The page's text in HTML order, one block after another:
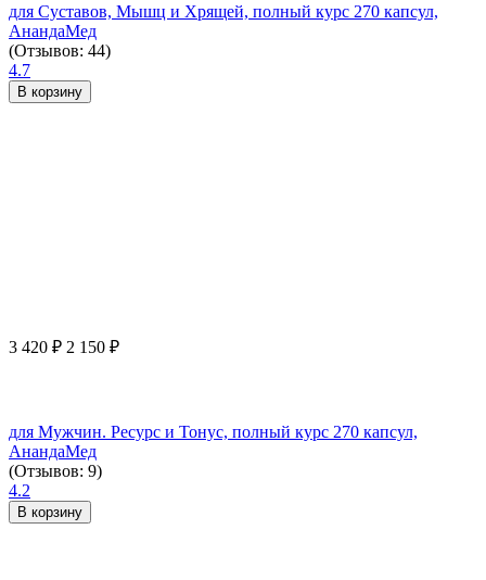
для Суставов, Мышц и Хрящей, полный курс 270 капсул,
АнандаМед
(Отзывов: 44)
4.7
В корзину
3 420 ₽ 2 150 ₽
для Мужчин. Ресурс и Тонус, полный курс 270 капсул,
АнандаМед
(Отзывов: 9)
4.2
В корзину